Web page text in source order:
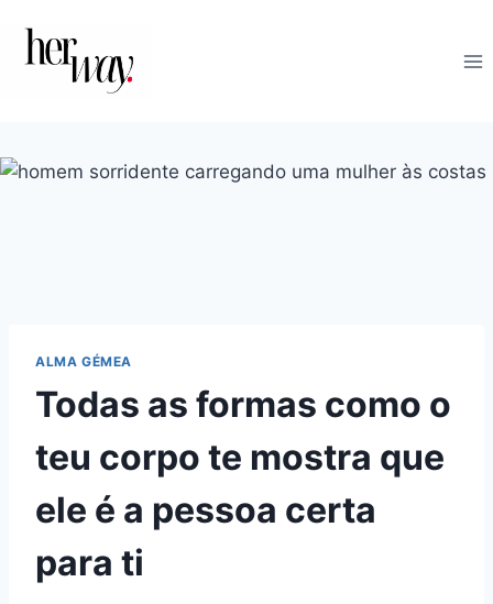
ALMA GÉMEA
Todas as formas como o
teu corpo te mostra que
ele é a pessoa certa
para ti